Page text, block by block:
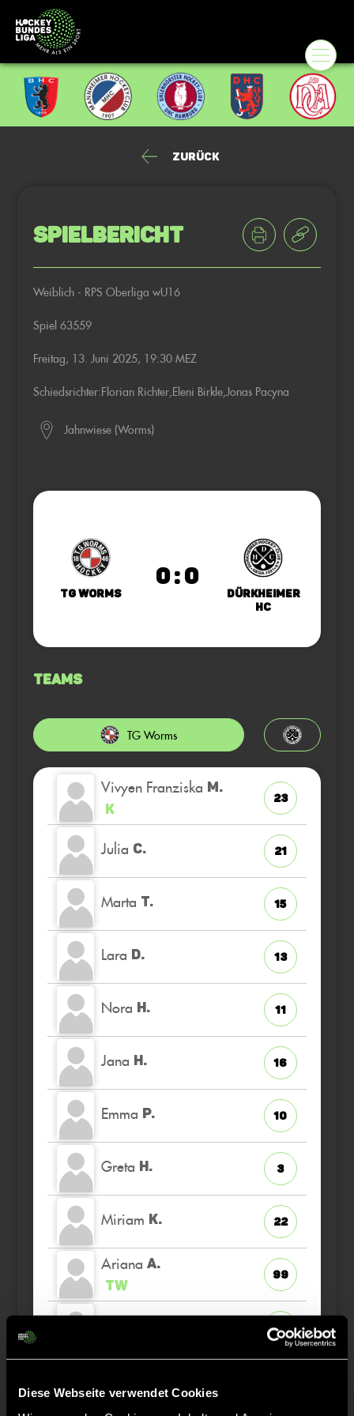
Diese Webseite verwendet Cookies
Zurück
Spielbericht
Weiblich - RPS Oberliga wU16
Spiel 63559
Freitag, 13. Juni 2025, 19:30 MEZ
Schiedsrichter:Florian Richter,Eleni Birkle,Jonas Pacyna
Jahnwiese (Worms)
TG Worms
0 : 0
Dürkheimer
HC
Teams
TG Worms
Vivyen Franziska M.
K
23
Julia C. 21
Marta T. 15
Lara D. 13
Nora H. 11
Jana H. 16
Emma P. 10
Greta H. 3
Miriam K. 22
Ariana A.
TW
99
66